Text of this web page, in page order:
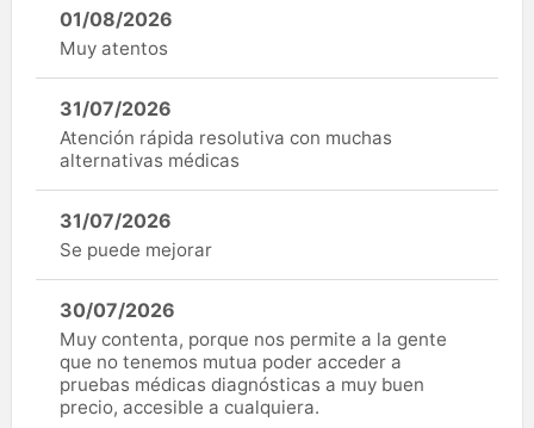
01/08/2026
Muy atentos
31/07/2026
Atención rápida resolutiva con muchas
alternativas médicas
31/07/2026
Se puede mejorar
30/07/2026
Muy contenta, porque nos permite a la gente
que no tenemos mutua poder acceder a
pruebas médicas diagnósticas a muy buen
precio, accesible a cualquiera.